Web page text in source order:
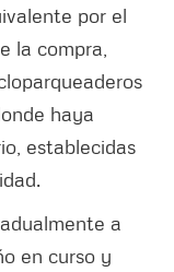
por el
la compra,
haya
establecidas
a
en curso y